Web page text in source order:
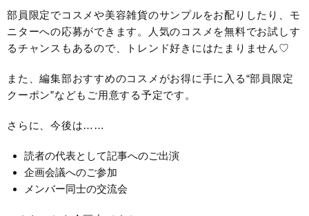
部員限定でコスメや美容雑貨のサンプルをお配りしたり、モ
ニターへの応募ができます。人気のコスメを無料でお試しす
るチャンスもあるので、トレンド好きにはたまりません♡
また、編集部おすすめのコスメがお得に手に入る“部員限定
クーポン”などもご用意する予定です。
さらに、今後は……
読者の代表として記事へのご出演
企画会議へのご参加
メンバー同士の交流会